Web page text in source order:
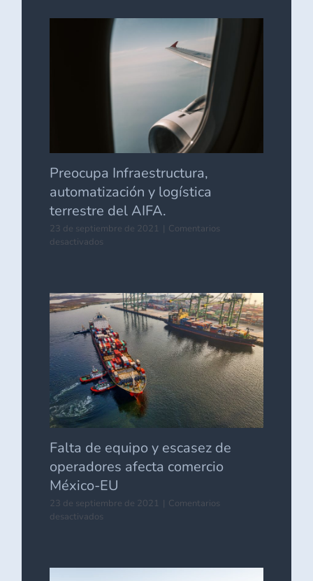
2022
carta
porte
Preocupa Infraestructura,
automatización y logística
terrestre del AIFA.
23 de septiembre de 2021 | Comentarios
desactivados
y
logística
terrestre
del
AIFA.
Falta de equipo y escasez de
operadores afecta comercio
México-EU
23 de septiembre de 2021 | Comentarios
desactivados
y